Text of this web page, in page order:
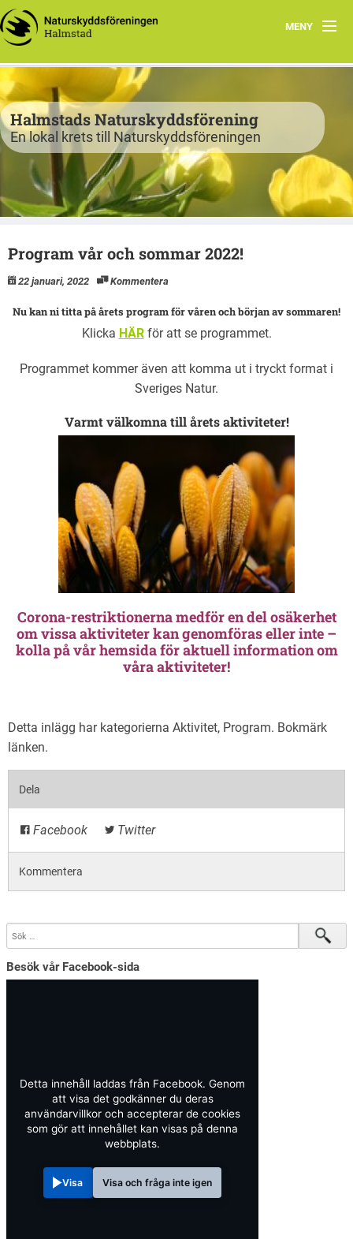
MENY
Program
Verksamhet
Björkelund
Om oss
Havsnätverk
Halmstads Naturskyddsförening
En lokal krets till Naturskyddsföreningen
Program vår och sommar 2022!
22 januari, 2022 Kommentera
Nu kan ni titta på årets program för vårenoch början av sommaren!
Klicka HÄR för att se programmet.
Programmet kommer även att komma ut i tryckt format i
Sveriges Natur.
Varmt välkomna till årets aktiviteter!
Corona-restriktionerna medför en del osäkerhet
om vissa aktiviteter kan genomföras eller inte –
kolla på vår hemsida för aktuell information om
våra aktiviteter!
Detta inlägg har kategorierna Aktivitet, Program. Bokmärk
länken.
Dela
Facebook Twitter
Kommentera
Besök vår Facebook-sida
Detta innehåll laddas från Facebook. Genom
att visa det godkänner du deras
användarvillkor och accepterar de cookies
som gör att innehållet kan visas på denna
webbplats.
Visa Visa och fråga inte igen